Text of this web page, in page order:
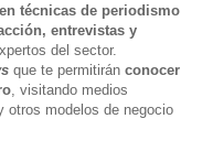
técnicas de periodismo
entrevistas y
del sector.
que te permitirán conocer
, visitando medios
otros modelos de negocio